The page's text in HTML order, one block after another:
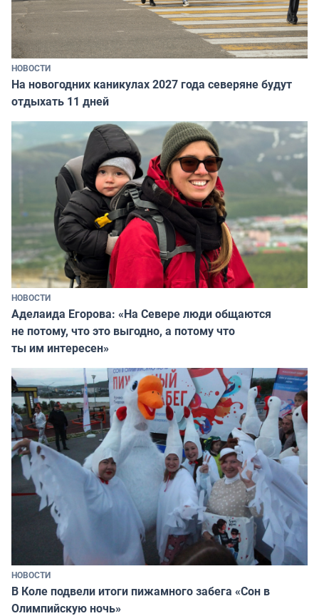
НОВОСТИ
На новогодних каникулах 2027 года северяне будут
отдыхать 11 дней
НОВОСТИ
Аделаида Егорова: «На Севере люди общаются
не потому, что это выгодно, а потому что
ты им интересен»
НОВОСТИ
В Коле подвели итоги пижамного забега «Сон в
Олимпийскую ночь»